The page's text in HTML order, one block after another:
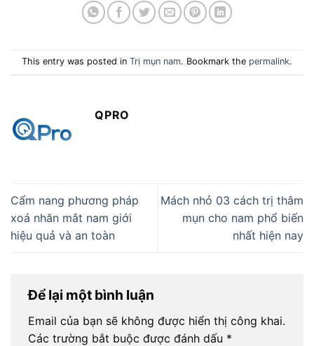
This entry was posted in Trị mụn nam. Bookmark the permalink.
QPRO
Cẩm nang phương pháp
xoá nhăn mắt nam giới
hiệu quả và an toàn
Mách nhỏ 03 cách trị thâm
mụn cho nam phổ biến
nhất hiện nay
Để lại một bình luận
Email của bạn sẽ không được hiển thị công khai.
Các trường bắt buộc được đánh dấu *